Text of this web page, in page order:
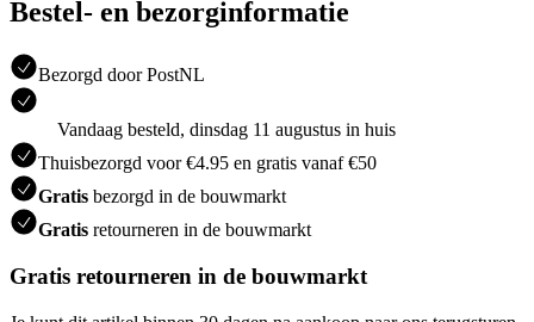
Bestel- en bezorginformatie
Bezorgd door PostNL
Vandaag besteld, dinsdag 11 augustus in huis
Thuisbezorgd voor €4.95 en gratis vanaf €50
Gratis bezorgd in de bouwmarkt
Gratis retourneren in de bouwmarkt
Gratis retourneren in de bouwmarkt